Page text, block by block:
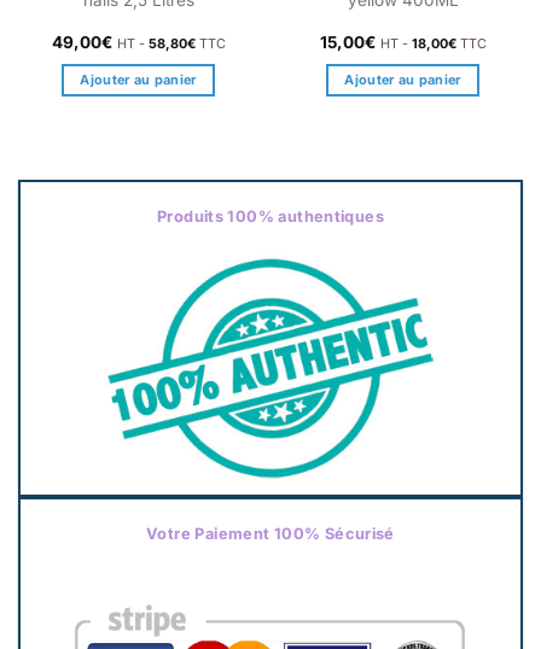
49,00€ HT - 58,80€TTC
Ajouter au panier
15,00€ HT - 18,00€TTC
Ajouter au panier
Produits 100% authentiques
Votre Paiement 100% Sécurisé